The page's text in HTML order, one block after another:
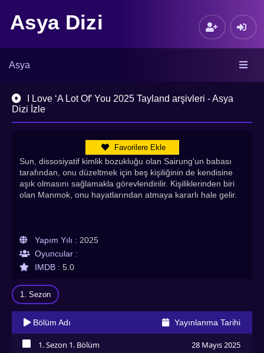
Asya Dizi
Asya
I Love ‘A Lot Of’ You 2025 Tayland arşivleri - Asya
Dizi İzle
Favorilere Ekle
Sun, dissosiyatif kimlik bozukluğu olan Sairung'un babası
tarafından, onu düzeltmek için beş kişiliğinin de kendisine
aşık olmasını sağlamakla görevlendirilir. Kişiliklerinden biri
olan Manmok, onu hayatlarından atmaya kararlı hale gelir.
Yapım Yılı : 2025
Oyuncular :
IMDB : 5.0
1. Sezon
Bölüm Adı Yayınlanma Tarihi
1. Sezon 1. Bölüm 28 Mayıs 2025